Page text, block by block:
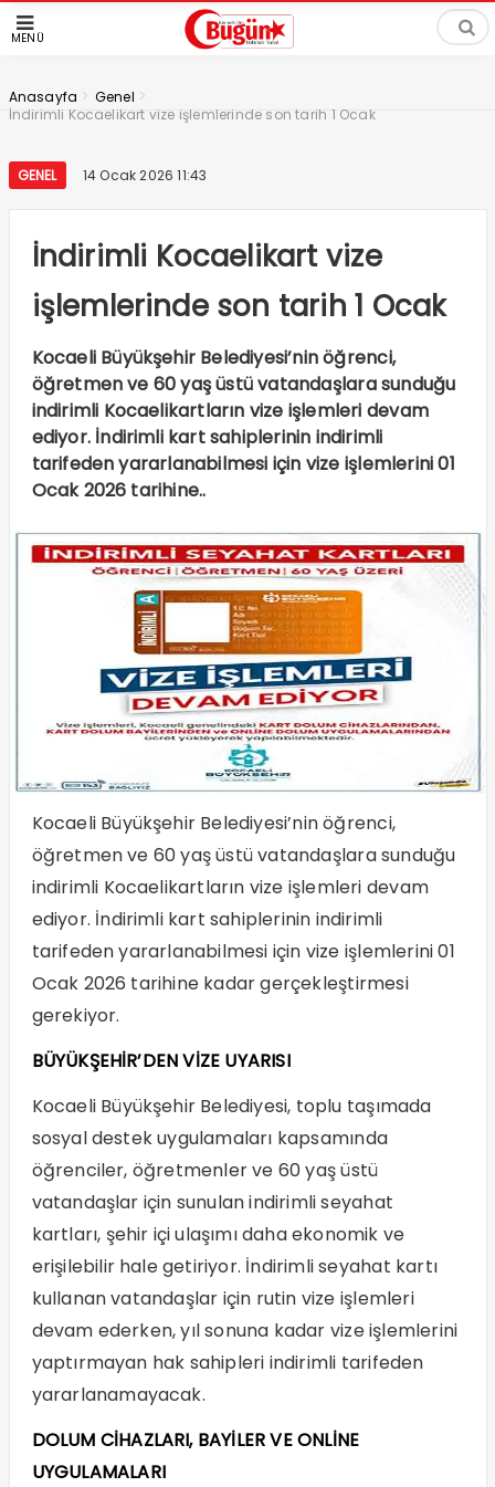
MENÜ
Anasayfa > Genel >
İndirimli Kocaelikart vize işlemlerinde son tarih 1 Ocak
GENEL 14 Ocak 2026 11:43
İndirimli Kocaelikart vize
işlemlerinde son tarih 1 Ocak
Kocaeli Büyükşehir Belediyesi’nin öğrenci,
öğretmen ve 60 yaş üstü vatandaşlara sunduğu
indirimli Kocaelikartların vize işlemleri devam
ediyor. İndirimli kart sahiplerinin indirimli
tarifeden yararlanabilmesi için vize işlemlerini 01
Ocak 2026 tarihine..
Kocaeli Büyükşehir Belediyesi’nin öğrenci,
öğretmen ve 60 yaş üstü vatandaşlara sunduğu
indirimli Kocaelikartların vize işlemleri devam
ediyor. İndirimli kart sahiplerinin indirimli
tarifeden yararlanabilmesi için vize işlemlerini 01
Ocak 2026 tarihine kadar gerçekleştirmesi
gerekiyor.
BÜYÜKŞEHİR’DEN VİZE UYARISI
Kocaeli Büyükşehir Belediyesi, toplu taşımada
sosyal destek uygulamaları kapsamında
öğrenciler, öğretmenler ve 60 yaş üstü
vatandaşlar için sunulan indirimli seyahat
kartları, şehir içi ulaşımı daha ekonomik ve
erişilebilir hale getiriyor. İndirimli seyahat kartı
kullanan vatandaşlar için rutin vize işlemleri
devam ederken, yıl sonuna kadar vize işlemlerini
yaptırmayan hak sahipleri indirimli tarifeden
yararlanamayacak.
DOLUM CİHAZLARI, BAYİLER VE ONLİNE
UYGULAMALARI